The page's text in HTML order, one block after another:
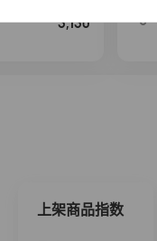
3,130 5
上架商品指数